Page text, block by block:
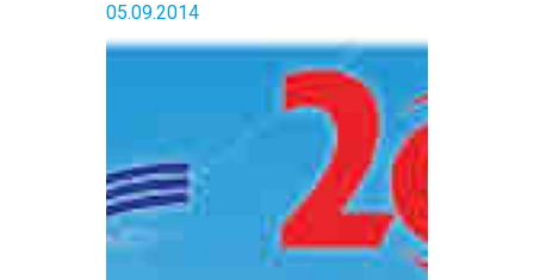
05.09.2014